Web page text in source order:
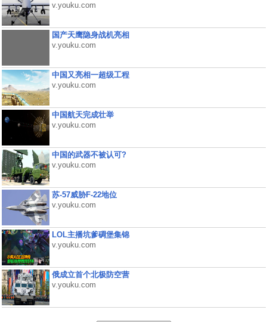
v.youku.com
国产天鹰隐身战机亮相
v.youku.com
中国又亮相一超级工程
v.youku.com
中国航天完成壮举
v.youku.com
中国的武器不被认可?
v.youku.com
苏-57威胁F-22地位
v.youku.com
LOL主播坑爹碉堡集锦
v.youku.com
俄成立首个北极防空营
v.youku.com